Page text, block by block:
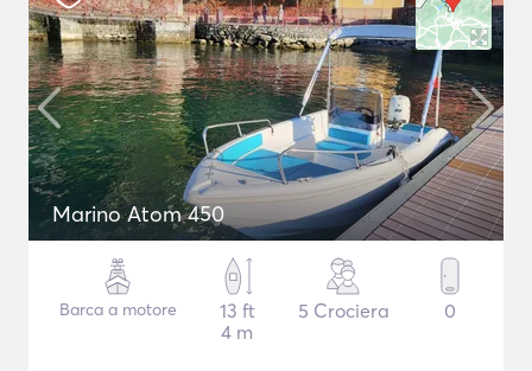
Marino Atom 450
Barca a motore
13 ft
4 m
5 Crociera 0